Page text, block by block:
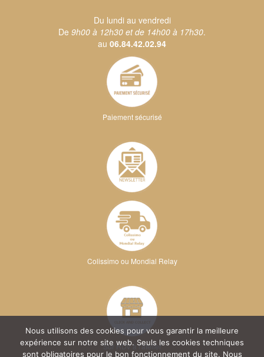
Du lundi au vendredi
De 9h00 à 12h30 et de 14h00 à 17h30.
au 06.84.42.02.94
Paiement sécurisé
Colissimo ou Mondial Relay
Sur RDV à l'atelier
Nous utilisons des cookies pour vous garantir la meilleure
expérience sur notre site web. Seuls les cookies techniques
sont obligatoires pour le bon fonctionnement du site. Nous